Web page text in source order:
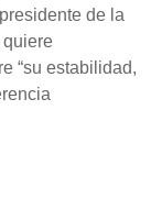
de la
quiere
“su estabilidad,